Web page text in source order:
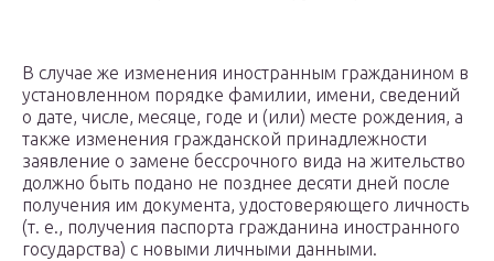
В случае же изменения иностранным гражданином в
установленном порядке фамилии, имени, сведений
о дате, числе, месяце, годе и (или) месте рождения, а
также изменения гражданской принадлежности
заявление о замене бессрочного вида на жительство
должно быть подано не позднее десяти дней после
получения им документа, удостоверяющего личность
(т. е., получения паспорта гражданина иностранного
государства) с новыми личными данными.